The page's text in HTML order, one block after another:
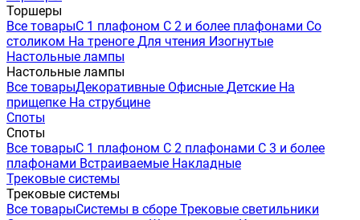
Торшеры
Все товарыС 1 плафоном С 2 и более плафонами Со
столиком На треноге Для чтения Изогнутые
Настольные лампы
Настольные лампы
Все товарыДекоративные Офисные Детские На
прищепке На струбцине
Споты
Споты
Все товарыС 1 плафоном С 2 плафонами С 3 и более
плафонами Встраиваемые Накладные
Трековые системы
Трековые системы
Все товарыСистемы в сборе Трековые светильники